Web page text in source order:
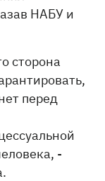
НАБУ и
сторона
перед
-